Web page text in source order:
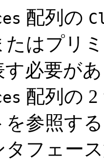
配列の
たはプリ
す必要が
配列の
を参照す
タフェー